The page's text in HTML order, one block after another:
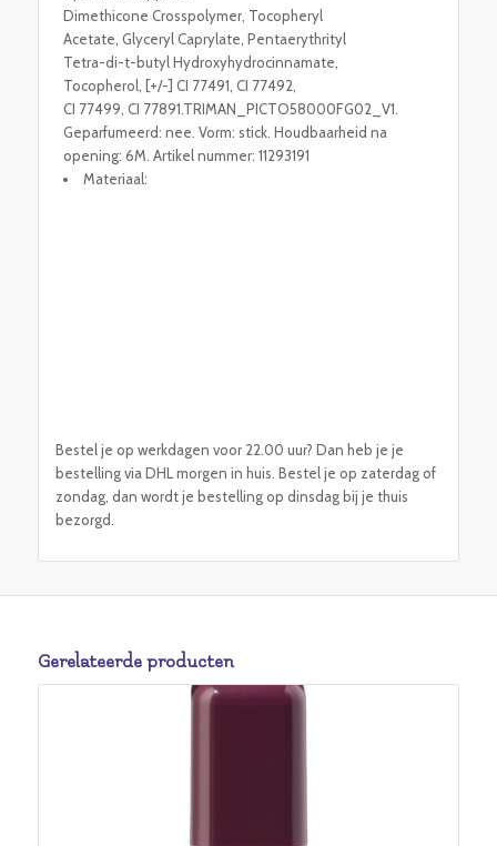
Dimethicone Crosspolymer, Tocopheryl
Acetate, Glyceryl Caprylate, Pentaerythrityl
Tetra-di-t-butyl Hydroxyhydrocinnamate,
Tocopherol, [+/-] CI 77491, CI 77492,
CI 77499, CI 77891.TRIMAN_PICTO58000FG02_V1.
Geparfumeerd: nee. Vorm: stick. Houdbaarheid na
opening: 6M. Artikel nummer: 11293191
Materiaal:
Bestel je op werkdagen voor 22.00 uur? Dan heb je je
bestelling via DHL morgen in huis. Bestel je op zaterdag of
zondag, dan wordt je bestelling op dinsdag bij je thuis
bezorgd.
Gerelateerde producten